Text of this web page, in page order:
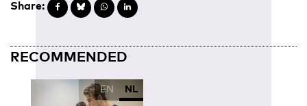
Share:
RECOMMENDED
EN NL